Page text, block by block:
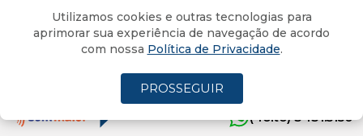
Se a denúncia for rejeitada, o processo será
arquivado. Se a denúncia for aceita, eles viram réus
em ação penal que passará a tramitar no Tribunal de
(4oito) 3431.5150
Utilizamos cookies e outras tecnologias para
aprimorar sua experiência de navegação de acordo
com nossa Política de Privacidade.
PROSSEGUIR